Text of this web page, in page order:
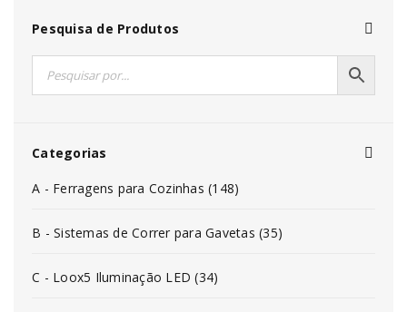
Pesquisa de Produtos
Categorias
A - Ferragens para Cozinhas (148)
B - Sistemas de Correr para Gavetas (35)
C - Loox5 Iluminação LED (34)